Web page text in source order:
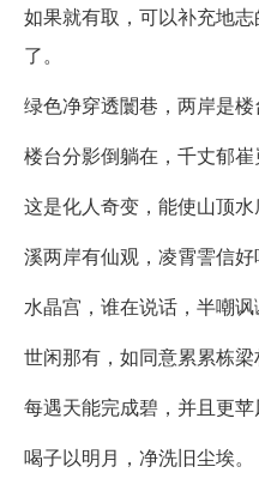
如果就有取，可以补充地
了。
绿色净穿透闤巷，两岸是楼
楼台分影倒躺在，千丈郁崔
这是化人奇变，能使山顶水
溪两岸有仙观，凌霄霅信好
水晶宫，谁在说话，半嘲讽
世闲那有，如同意累累栋梁
每遇天能完成碧，并且更苹
喝子以明月，净洗旧尘埃。